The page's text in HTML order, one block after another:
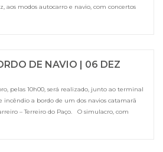
aos modos autocarro e navio, com concertos
em estações fluviais. A tradicional iniciativa de
DE NAVIO | 06 DEZ
pelas 10h00, será realizado, junto ao terminal
incêndio a bordo de um dos navios catamarã
– Terreiro do Paço. O simulacro, com
tem como objetivos testar a capacidade de